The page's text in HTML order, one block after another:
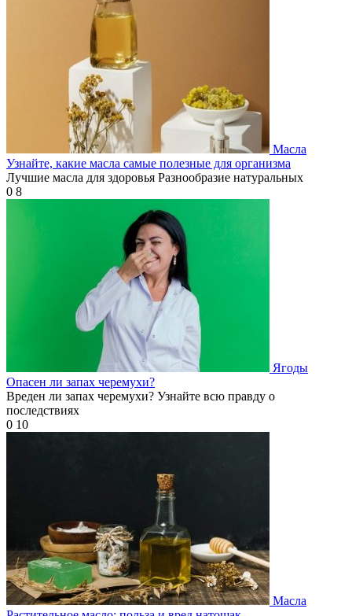
Масла
Узнайте, какие масла самые полезные для организма
Лучшие масла для здоровья Разнообразие натуральных
0 8
Ягоды
Опасен ли запах черемухи?
Вреден ли запах черемухи? Узнайте всю правду о
последствиях
0 10
Масла